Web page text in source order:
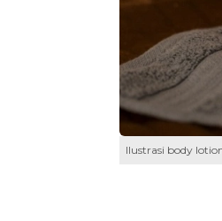
Ilustrasi body